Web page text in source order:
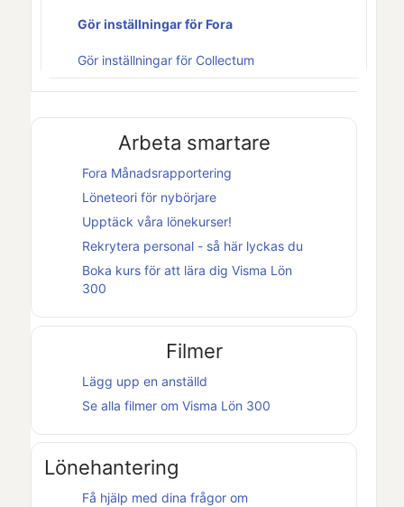
Gör inställningar för Fora
Gör inställningar för Collectum
Arbeta smartare
Fora Månadsrapportering
Löneteori för nybörjare
Upptäck våra lönekurser!
Rekrytera personal - så här lyckas du
Boka kurs för att lära dig Visma Lön
300
Filmer
Lägg upp en anställd
Se alla filmer om Visma Lön 300
Lönehantering
Få hjälp med dina frågor om